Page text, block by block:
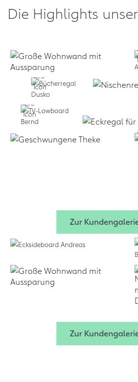
Die Highlights
Selbst formen:
f+
Business:
Zur
Zur